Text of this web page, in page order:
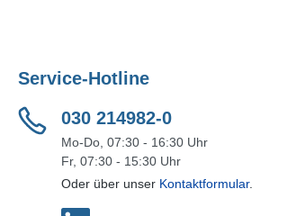
Service-Hotline
030 214982-0
Mo-Do, 07:30 - 16:30 Uhr
Fr, 07:30 - 15:30 Uhr
Oder über unser Kontaktformular.